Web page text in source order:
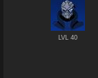
LVL 40